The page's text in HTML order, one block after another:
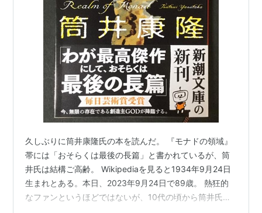
久しぶりに筒井康隆氏の本を読んだ。 『モナドの領域』
帯には「おそらくは最後の長篇」と書かれているが、筒
井氏は結構ご高齢。 Wikipediaを見ると1934年9月24日
生まれとある。本日、2023年9月24日で89歳。 熱狂的
なファンというほどではないが、10代の頃から筒井氏の